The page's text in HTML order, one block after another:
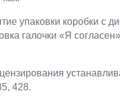
упаковки коробки с
галочки «Я согласен»
428.